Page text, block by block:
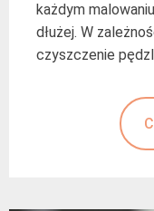
każdym
dłużej. W
czyszczenie